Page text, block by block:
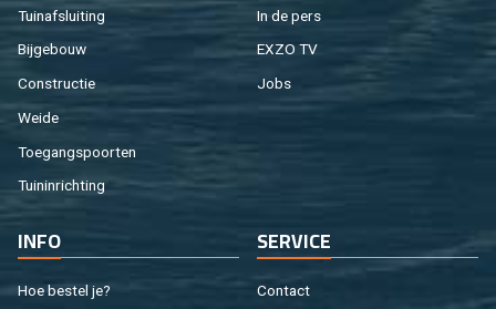
Tuin­af­slui­ting
Bij­ge­bouw
Con­struc­tie
Weide
Toe­gangs­poor­ten
Tuin­in­rich­ting
In de pers
EXZO TV
Jobs
INFO
Hoe be­stel je?
SER­VI­CE
Con­tact